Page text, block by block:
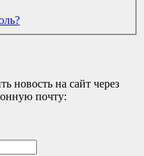
новость на сайт через
почту: